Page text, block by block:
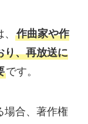
作曲家や作
り、再放送に
です。
場合、著作権